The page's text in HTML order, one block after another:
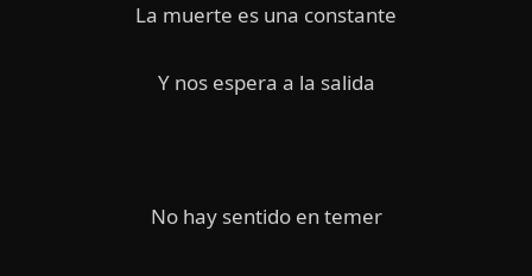
La muerte es una constante
Y nos espera a la salida
No hay sentido en temer